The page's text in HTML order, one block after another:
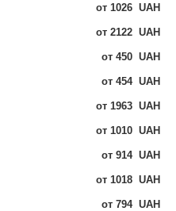
от 1026 UAH
от 2122 UAH
от 450 UAH
от 454 UAH
от 1963 UAH
от 1010 UAH
от 914 UAH
от 1018 UAH
от 794 UAH